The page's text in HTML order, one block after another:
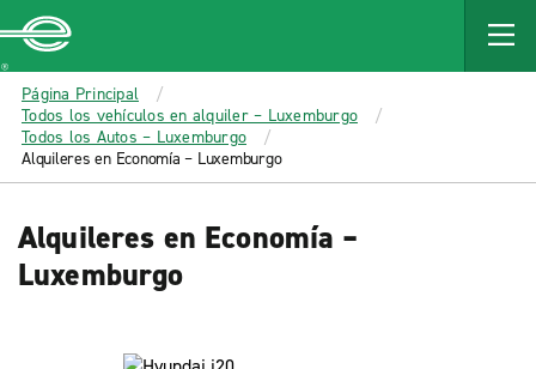
MAIN
CONTENT
Enterprise
Página Principal
Todos los vehículos en alquiler – Luxemburgo
Todos los Autos – Luxemburgo
Alquileres en Economía – Luxemburgo
Alquileres en Economía –
Luxemburgo